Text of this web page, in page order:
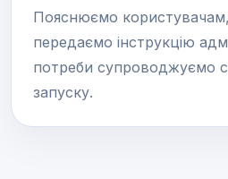
Пояснюємо
передаємо інструкцію
потреби супроводжуємо
запуску.